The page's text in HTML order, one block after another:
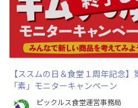
【ススムの日＆食堂１周年記念
「素」モニターキャンペーン
ピックルス食堂運営事務局